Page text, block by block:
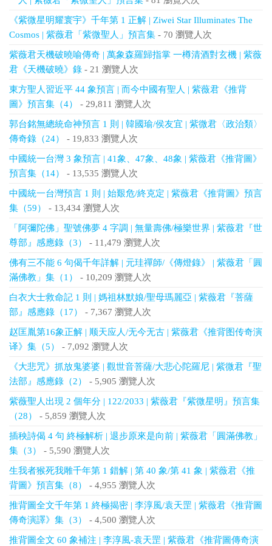
《紫微星明耀寰宇》千年第 1 正解 | Ziwei Star Illuminates The
Cosmos | 紫薇君「紫微聖人」預言集 - 70 瀏覽人次
紫薇君天機破曉喻傳奇 | 萬象森羅歸指掌 一樽清酒對玄機 | 紫薇
君《天機破曉》錄 - 21 瀏覽人次
東方聖人習近平 44 象預言 | 而今中國有聖人 | 紫薇君《推背
圖》預言集（4）
- 29,811 瀏覽人次
郭台銘無總統命神預言 1 則 | 韓國瑜/侯友宜 | 紫微君〈政治類〉
傳奇錄（24）
- 19,833 瀏覽人次
中國統一台灣 3 象預言 | 41象、47象、48象 | 紫薇君《推背圖》
預言集（14）
- 13,535 瀏覽人次
中國統一台灣預言 1 則 | 始艱危/終克定 | 紫薇君《推背圖》預言
集（59）
- 13,434 瀏覽人次
「阿彌陀佛」聖號佛夢 4 字調 | 無量壽佛/極樂世界 | 紫薇君『世
尊部』感應錄（3）
- 11,479 瀏覽人次
佛有三不能 6 句偈千年詳解 | 元珪禪師/《傳燈錄》 | 紫薇君「圓
滿佛教」集（1）
- 10,209 瀏覽人次
白衣大士救命記 1 則 | 媽祖林默娘/聖母瑪麗亞 | 紫薇君『菩薩
部』感應錄（17）
- 7,367 瀏覽人次
赵匡胤第16象正解 | 顺天应人/无今无古 | 紫薇君《推背图传奇演
译》集（5）
- 7,092 瀏覽人次
《大悲咒》抓放鬼婆婆 | 觀世音菩薩/大悲心陀羅尼 | 紫微君『聖
法部』感應錄（2）
- 5,905 瀏覽人次
紫薇聖人出現 2 個年分 | 122/2033 | 紫薇君『紫微星明』預言集
（28）
- 5,859 瀏覽人次
插秧詩偈 4 句 終極解析 | 退步原來是向前 | 紫薇君「圓滿佛教」
集（3）
- 5,590 瀏覽人次
生我者猴死我雕千年第 1 錯解 | 第 40 象/第 41 象 | 紫薇君《推
背圖》預言集（8）
- 4,955 瀏覽人次
推背圖全文千年第 1 終極揭密 | 李淳風/袁天罡 | 紫薇君《推背圖
傳奇演譯》集（3）
- 4,500 瀏覽人次
推背圖全文 60 象補注 | 李淳風-袁天罡 | 紫薇君《推背圖傳奇演